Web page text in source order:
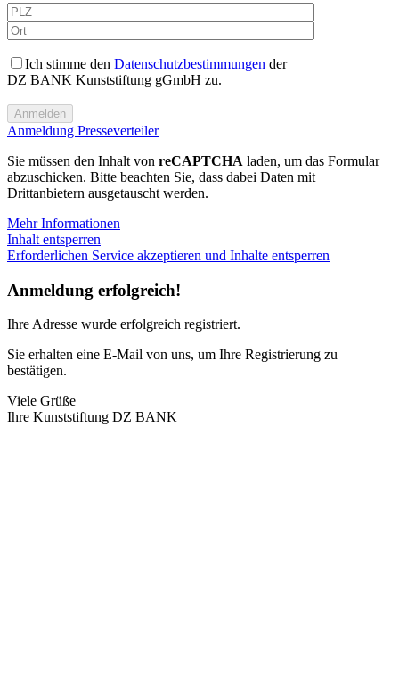
Ich stimme den Datenschutzbestimmungen der
DZ BANK Kunststiftung gGmbH zu.
Anmeldung Presseverteiler
Sie müssen den Inhalt von reCAPTCHA laden, um das Formular
abzuschicken. Bitte beachten Sie, dass dabei Daten mit
Drittanbietern ausgetauscht werden.
Mehr Informationen
Inhalt entsperren
Erforderlichen Service akzeptieren und Inhalte entsperren
Anmeldung erfolgreich!
Ihre Adresse wurde erfolgreich registriert.
Sie erhalten eine E-Mail von uns, um Ihre Registrierung zu
bestätigen.
Viele Grüße
Ihre Kunststiftung DZ BANK